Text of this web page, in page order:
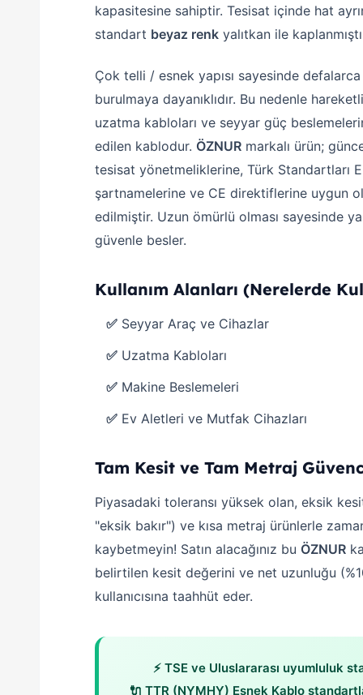
kapasitesine sahiptir. Tesisat içinde hat
standart beyaz renk yalıtkan ile
Çok telli / esnek yapısı sayesinde defalarca
burulmaya dayanıklıdır. Bu nedenle
uzatma kabloları ve seyyar güç
edilen kablodur. ÖZNUR markalı ürün;
tesisat yönetmeliklerine, Türk Standartları
şartnamelerine ve CE direktiflerine uygun
edilmiştir. Uzun ömürlü olması sayesinde
güvenle besler.
Kullanım Alanları (Nerelerde
✅ Seyyar Araç ve Cihazlar
✅ Uzatma Kabloları
✅ Makine Beslemeleri
✅ Ev Aletleri ve Mutfak Cihazları
Tam Kesit ve Tam Metraj
Piyasadaki toleransı yüksek olan, eksik
"eksik bakır") ve kısa metraj ürünlerle
kaybetmeyin! Satın alacağınız bu ÖZNUR
belirtilen kesit değerini ve net uzunluğu
kullanıcısına taahhüt eder.
⚡ TSE ve Uluslararası uyumluluk
🔌 TTR (NYMHY) Esnek Kablo